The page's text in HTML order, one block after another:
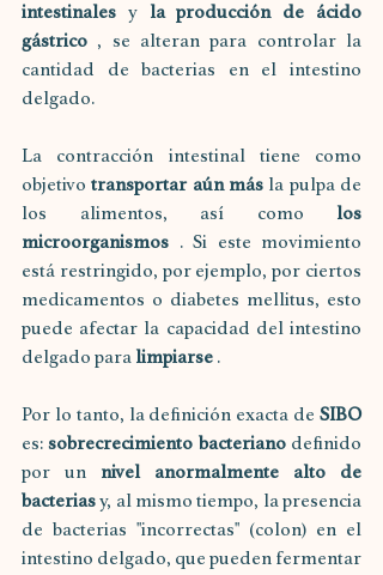
intestinales y la producción de ácido
gástrico , se alteran para controlar la
cantidad de bacterias en el intestino
delgado.
La contracción intestinal tiene como
objetivo transportar aún más la pulpa de
los alimentos, así como los
microorganismos . Si este movimiento
está restringido, por ejemplo, por ciertos
medicamentos o diabetes mellitus, esto
puede afectar la capacidad del intestino
delgado para limpiarse .
Por lo tanto, la definición exacta de SIBO
es: sobrecrecimiento bacteriano definido
por un nivel anormalmente alto de
bacterias y, al mismo tiempo, la presencia
de bacterias "incorrectas" (colon) en el
intestino delgado, que pueden fermentar